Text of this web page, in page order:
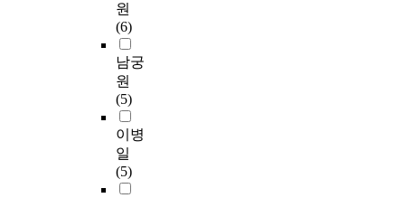
원
(6)
남궁
원
(5)
이병
일
(5)